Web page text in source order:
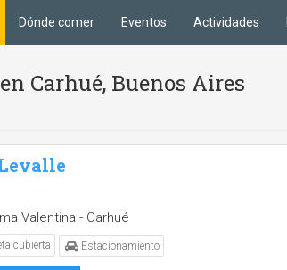
Dónde comer Eventos Actividades
Carhué, Buenos Aires
Valentina - Carhué
cubierta Estacionamiento